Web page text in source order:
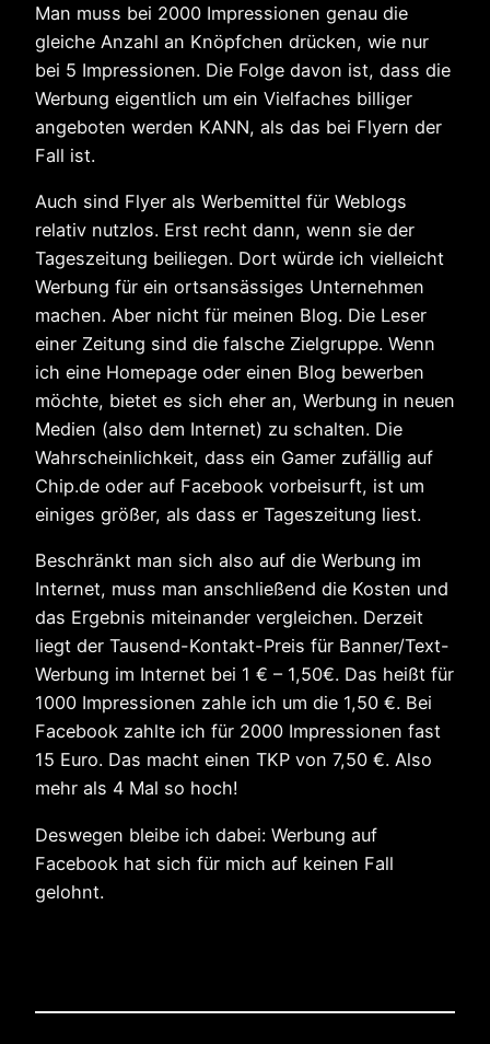
Man muss bei 2000 Impressionen genau die
gleiche Anzahl an Knöpfchen drücken, wie nur
bei 5 Impressionen. Die Folge davon ist, dass die
Werbung eigentlich um ein Vielfaches billiger
angeboten werden KANN, als das bei Flyern der
Fall ist.
Auch sind Flyer als Werbemittel für Weblogs
relativ nutzlos. Erst recht dann, wenn sie der
Tageszeitung beiliegen. Dort würde ich vielleicht
Werbung für ein ortsansässiges Unternehmen
machen. Aber nicht für meinen Blog. Die Leser
einer Zeitung sind die falsche Zielgruppe. Wenn
ich eine Homepage oder einen Blog bewerben
möchte, bietet es sich eher an, Werbung in neuen
Medien (also dem Internet) zu schalten. Die
Wahrscheinlichkeit, dass ein Gamer zufällig auf
Chip.de oder auf Facebook vorbeisurft, ist um
einiges größer, als dass er Tageszeitung liest.
Beschränkt man sich also auf die Werbung im
Internet, muss man anschließend die Kosten und
das Ergebnis miteinander vergleichen. Derzeit
liegt der Tausend-Kontakt-Preis für Banner/Text-
Werbung im Internet bei 1 € – 1,50€. Das heißt für
1000 Impressionen zahle ich um die 1,50 €. Bei
Facebook zahlte ich für 2000 Impressionen fast
15 Euro. Das macht einen TKP von 7,50 €. Also
mehr als 4 Mal so hoch!
Deswegen bleibe ich dabei: Werbung auf
Facebook hat sich für mich auf keinen Fall
gelohnt.